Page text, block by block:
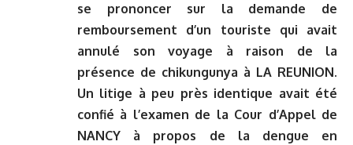
se prononcer sur la demande de
remboursement d’un touriste qui avait
annulé son voyage à raison de la
présence de chikungunya à LA REUNION.
Un litige à peu près identique avait été
confié à l’examen de la Cour d’Appel de
NANCY à propos de la dengue en